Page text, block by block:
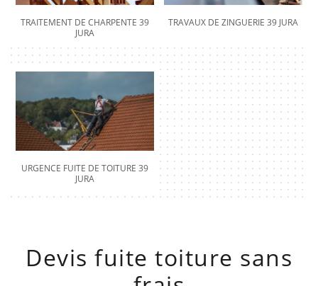
TRAITEMENT DE CHARPENTE 39
JURA
TRAVAUX DE ZINGUERIE 39 JURA
URGENCE FUITE DE TOITURE 39
JURA
Devis fuite toiture sans